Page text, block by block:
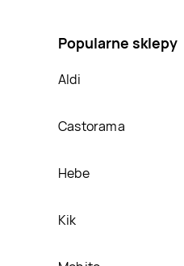
Popularne sklepy
Aldi
Castorama
Hebe
Kik